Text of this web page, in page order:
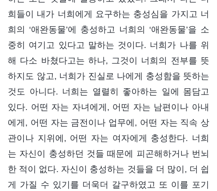
희들이 내가 너희에게 요구하는 충성심을 가지고 너
희의 ‘애완동물’에 충성하고 너희의 ‘애완동물’을 소
중히 여기고 있다고 말하는 것이다. 너희가 나를 위
해 다소 바쳤다고는 하나, 그것이 너희의 전부를 뜻
하지도 않고, 너희가 진실로 나에게 충성함을 뜻하는
것도 아니다. 너희는 열렬히 좋아하는 일에 몸담고
있다. 어떤 자는 자녀에게, 어떤 자는 남편이나 아내
에게, 어떤 자는 금전이나 업무에, 어떤 자는 직속 상
관이나 지위에, 어떤 자는 여자에게 충성한다. 너희
는 자신이 충성하던 것들 때문에 피곤해하거나 번뇌
한 적이 없다. 자신이 충성하는 것들을 더 많이, 더 쉽
게 가질 수 있기를 더욱더 갈구하였고 또 이를 포기